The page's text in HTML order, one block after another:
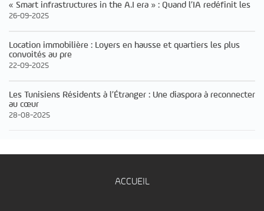
« Smart infrastructures in the A.I era » : Quand l’IA redéfinit les
26-09-2025
Location immobilière : Loyers en hausse et quartiers les plus
convoités au pre
22-09-2025
Les Tunisiens Résidents à l’Étranger : Une diaspora à reconnecter
au cœur
28-08-2025
ACCUEIL